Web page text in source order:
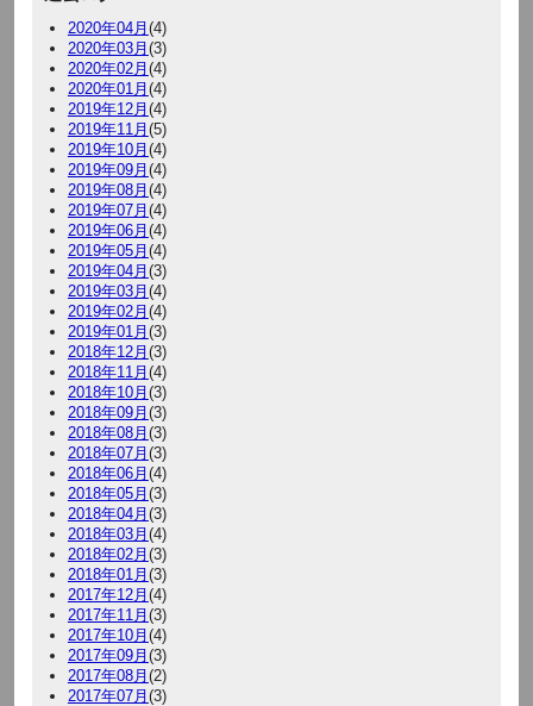
2020年04月 (4)
2020年03月 (3)
2020年02月 (4)
2020年01月 (4)
2019年12月 (4)
2019年11月 (5)
2019年10月 (4)
2019年09月 (4)
2019年08月 (4)
2019年07月 (4)
2019年06月 (4)
2019年05月 (4)
2019年04月 (3)
2019年03月 (4)
2019年02月 (4)
2019年01月 (3)
2018年12月 (3)
2018年11月 (4)
2018年10月 (3)
2018年09月 (3)
2018年08月 (3)
2018年07月 (3)
2018年06月 (4)
2018年05月 (3)
2018年04月 (3)
2018年03月 (4)
2018年02月 (3)
2018年01月 (3)
2017年12月 (4)
2017年11月 (3)
2017年10月 (4)
2017年09月 (3)
2017年08月 (2)
2017年07月 (3)